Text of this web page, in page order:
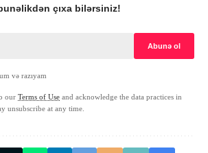
çıxa bilərsiniz!
və razıyam
our Terms of Use and acknowledge the data practices in
unsubscribe at any time.